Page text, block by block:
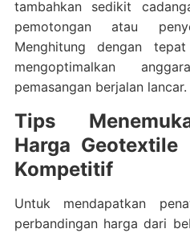
tambahkan sedikit
pemotongan atau
Menghitung dengan
mengoptimalkan
pemasangan berjalan lancar.
Tips
Harga
Kompetitif
Untuk mendapatkan
perbandingan harga dari